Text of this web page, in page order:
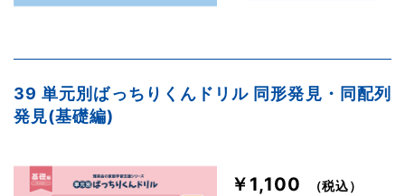
39 単元別ばっちりくんドリル 同形発見・同配列
発見(基礎編)
￥1,100 （税込）